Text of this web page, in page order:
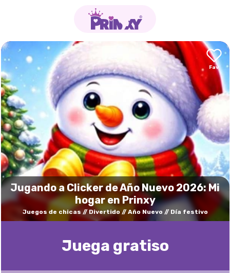
Jugando a Clicker de Año Nuevo 2026: Mi
hogar en Prinxy
Juegos de chicas Divertido Año Nuevo Día festivo
Juega gratisо